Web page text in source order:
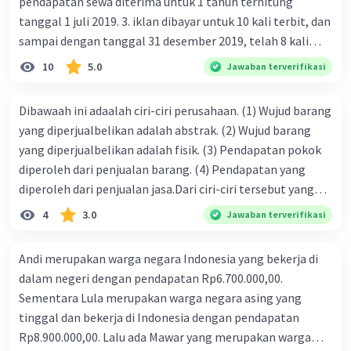
laporan dengan data tersebut. Akun yang muncul hanya
dari melihat kartu persediaan adalah persediaan awal,
persediaan akhir, dan harga pokok penjualan. Semoga
penjelasan ini membantu Anda 🙂.
tanggal 1 juli 2019. 3. iklan dibayar untuk 10 kali terbit, dan
sampai dengan tanggal 31 desember 2019, telah 8 kali
terbit. 4. gaji terutang untuk periode berjalan sebesar
Rp800.000,00 dari data di atas, pencatatan jurnal pembalik
10 5.0 Jawaban terverifikasi
Dibawaah ini adaalah ciri-ciri perusahaan. (1) Wujud barang
yang diperjualbelikan adalah abstrak. (2) Wujud barang
yang diperjualbelikan adalah fisik. (3) Pendapatan pokok
diperoleh dari penjualan barang. (4) Pendapatan yang
diperoleh dari penjualan jasa.Dari ciri-ciri tersebut yang
merupakan ciri dari perusahaan dagang ditunjukan pada
nomor…. a. 1 dan 3 b. 3 dan 4 c. 2 dan 3 d. 1 dan 2 e. 2 dan 4
4 3.0 Jawaban terverifikasi
Andi merupakan warga negara Indonesia yang bekerja di
dalam negeri dengan pendapatan Rp6.700.000,00.
Sementara Lula merupakan warga negara asing yang
tinggal dan bekerja di Indonesia dengan pendapatan
Rp8.900.000,00. Lalu ada Mawar yang merupakan warga